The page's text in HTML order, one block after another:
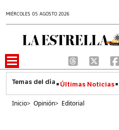
MIÉRCOLES 05 AGOSTO 2026
Últimas Noticias
Inicio> Opinión> Editorial